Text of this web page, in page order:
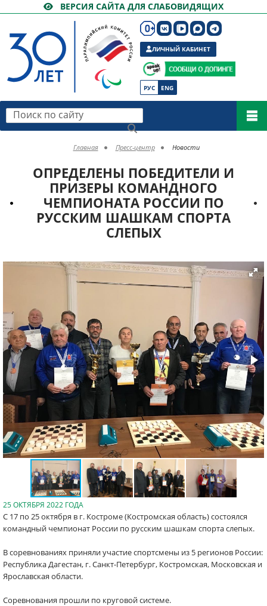
ВЕРСИЯ САЙТА ДЛЯ СЛАБОВИДЯЩИХ
РУС ENG
ЛИЧНЫЙ КАБИНЕТ
Поиск по сайту
Главная Пресс-центр Новости
ОПРЕДЕЛЕНЫ ПОБЕДИТЕЛИ И
ПРИЗЕРЫ КОМАНДНОГО
ЧЕМПИОНАТА РОССИИ ПО
РУССКИМ ШАШКАМ СПОРТА
СЛЕПЫХ
25 ОКТЯБРЯ 2022 ГОДА
С 17 по 25 октября в г. Костроме (Костромская область) состоялся
командный чемпионат России по русским шашкам спорта слепых.
В соревнованиях приняли участие спортсмены из 5 регионов России:
Республика Дагестан, г. Санкт-Петербург, Костромская, Московская и
Ярославская области.
Соревнования прошли по круговой системе.